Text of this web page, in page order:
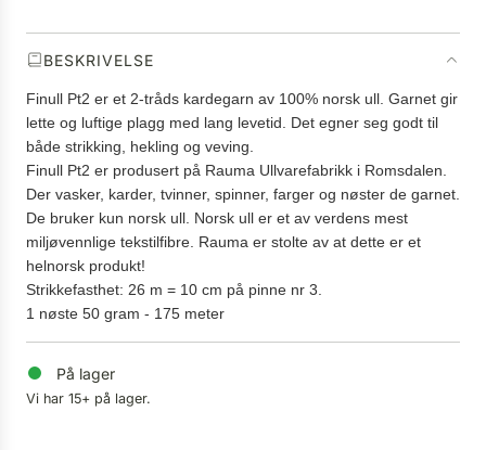
.
BESKRIVELSE
Finull Pt2 er et 2-tråds kardegarn av 100% norsk ull. Garnet gir
lette og luftige plagg med lang levetid. Det egner seg godt til
både strikking, hekling og veving.
Finull Pt2 er produsert på Rauma Ullvarefabrikk i Romsdalen.
Der vasker, karder, tvinner, spinner, farger og nøster de garnet.
De bruker kun norsk ull. Norsk ull er et av verdens mest
miljøvennlige tekstilfibre. Rauma er stolte av at dette er et
helnorsk produkt!
Strikkefasthet: 26 m = 10 cm på pinne nr 3.
1 nøste 50 gram - 175 meter
På lager
Vi har 15+ på lager.